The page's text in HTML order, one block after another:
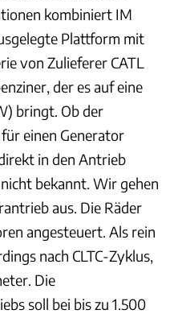
kombiniert IM
Plattform mit
von Zulieferer CATL
der es auf eine
bringt. Ob der
einen Generator
in den Antrieb
bekannt. Wir gehen
aus. Die Räder
angesteuert. Als rein
nach CLTC-Zyklus,
Die
soll bei bis zu 1.500